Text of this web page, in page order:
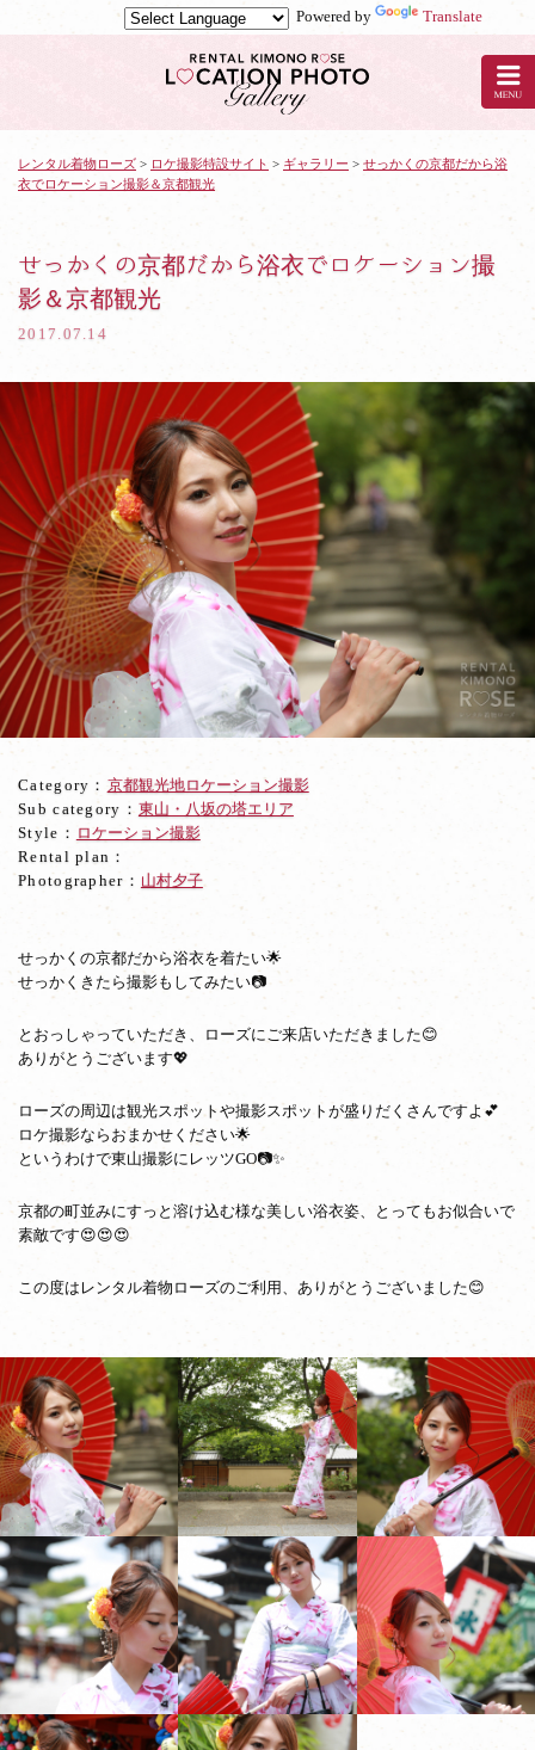
Powered by
Translate
ル
ー
ケ
撮
影：
せ
っ
か
く
の
京
都
だ
か
ら
浴
衣
で
ン
京
レンタル着物ローズ > ロケ撮影特設サイト > ギャラリー > せっかくの京都だから浴
衣でロケーション撮影＆京都観光
せっかくの京都だから浴衣でロケーション撮
影＆京都観光
2017.07.14
Category： 京都観光地ロケーション撮影
Sub category： 東山・八坂の塔エリア
Style： ロケーション撮影
Rental plan：
Photographer： 山村夕子
せっかくの京都だから浴衣を着たい🌟
せっかくきたら撮影もしてみたい📷
とおっしゃっていただき、ローズにご来店いただきました😊
ありがとうございます💖
ローズの周辺は観光スポットや撮影スポットが盛りだくさんですよ💕
ロケ撮影ならおまかせください🌟
というわけで東山撮影にレッツGO📷✨
京都の町並みにすっと溶け込む様な美しい浴衣姿、とってもお似合いで
素敵です😍😍😍
この度はレンタル着物ローズのご利用、ありがとうございました😊